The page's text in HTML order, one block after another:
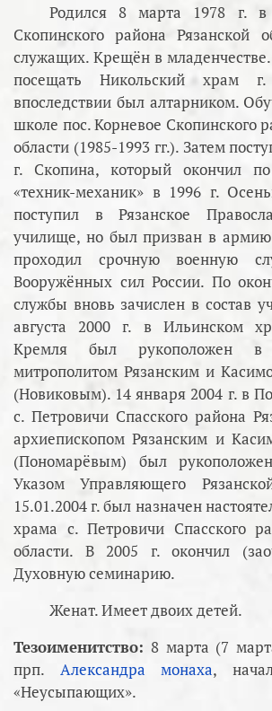
Родился 8 марта 1978 г. в
Скопинского района Рязанской
служащих. Крещён в младенчестве.
посещать Никольский храм
впоследствии был алтарником.
школе пос. Корневое Скопинского
области (1985-1993 гг.). Затем
г. Скопина, который окончил по
«техник-механик» в 1996 г.
поступил в Рязанское
училище, но был призван в
проходил срочную военную
Вооружённых сил России. По
службы вновь зачислен в состав
августа 2000 г. в Ильинском
Кремля был рукоположен в
митрополитом Рязанским и
(Новиковым). 14 января 2004 г. в
с. Петровичи Спасского района
архиепископом Рязанским и
(Пономарёвым) был
Указом Управляющего
15.01.2004 г. был назначен
храма с. Петровичи Спасского
области. В 2005 г. окончил
Духовную семинарию.
Женат. Имеет двоих детей.
Тезоименитство: 8 марта (7
прп. Александра монаха,
«Неусыпающих».